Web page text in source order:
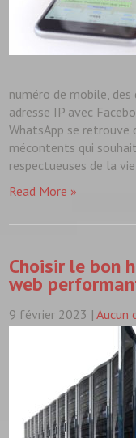
numéro de mobile,
adresse IP avec
WhatsApp se retrouve
mécontents qui
respectueuses de la
Read More »
Choisir le bon
web
9 février 2023 |Aucun